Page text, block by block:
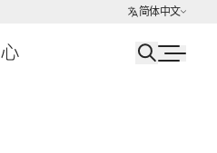
简体中文
选择语言